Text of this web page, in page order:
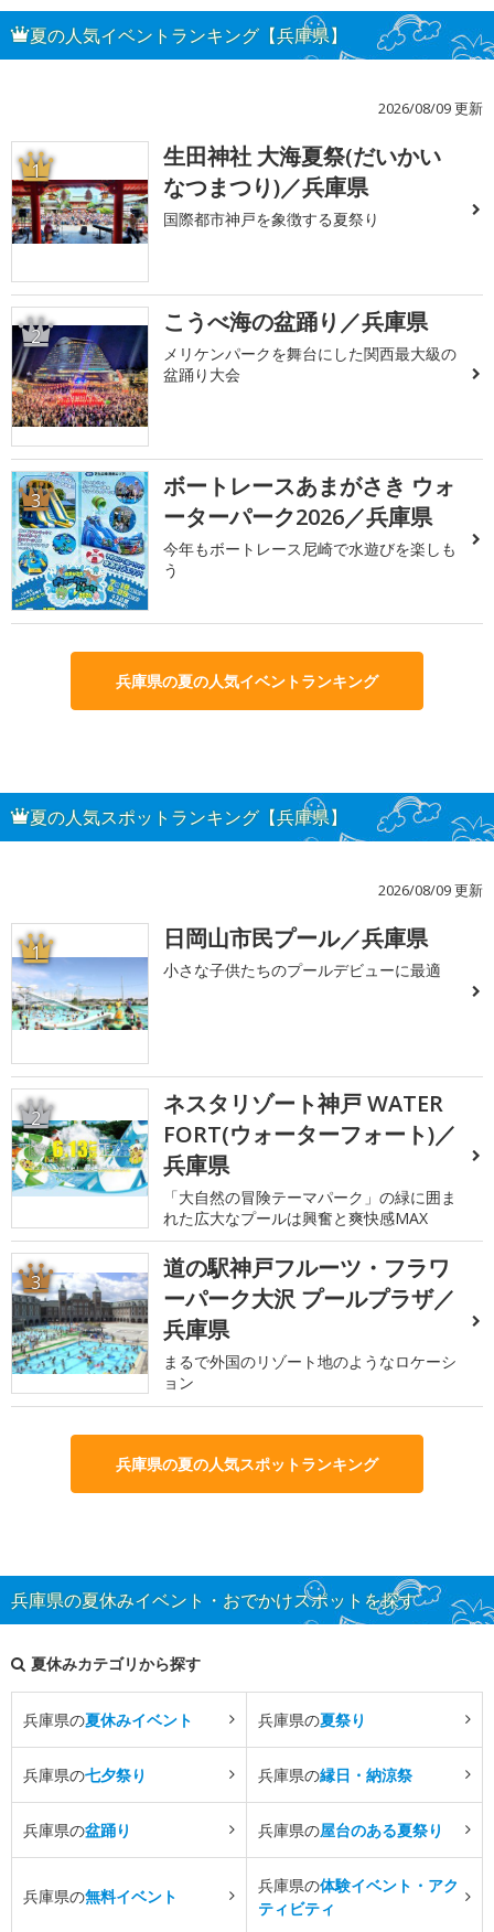
夏の人気イベントランキング【兵庫県】
2026/08/09 更新
1
生田神社 大海夏祭(だいかい
なつまつり)／兵庫県
国際都市神戸を象徴する夏祭り
2 こうべ海の盆踊り／兵庫県
メリケンパークを舞台にした関西最大級の
盆踊り大会
3
ボートレースあまがさき ウォ
ーターパーク2026／兵庫県
今年もボートレース尼崎で水遊びを楽しも
う
兵庫県の夏の人気イベントランキング
夏の人気スポットランキング【兵庫県】
2026/08/09 更新
1 日岡山市民プール／兵庫県
小さな子供たちのプールデビューに最適
2
ネスタリゾート神戸 WATER
FORT(ウォーターフォート)／
兵庫県
「大自然の冒険テーマパーク」の緑に囲ま
れた広大なプールは興奮と爽快感MAX
3
道の駅神戸フルーツ・フラワ
ーパーク大沢 プールプラザ／
兵庫県
まるで外国のリゾート地のようなロケーシ
ョン
兵庫県の夏の人気スポットランキング
兵庫県の夏休みイベント・おでかけスポットを探す
夏休みカテゴリから探す
兵庫県の夏休みイベント 兵庫県の夏祭り
兵庫県の七夕祭り 兵庫県の縁日・納涼祭
兵庫県の盆踊り 兵庫県の屋台のある夏祭り
兵庫県の無料イベント
兵庫県の体験イベント・アク
ティビティ